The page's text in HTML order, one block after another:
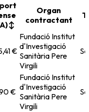
↕
Organ
contractant
€
Fundació Institut
d'Investigació
Sanitària Pere
Virgili
€
Fundació Institut
d'Investigació
Sanitària Pere
Virgili